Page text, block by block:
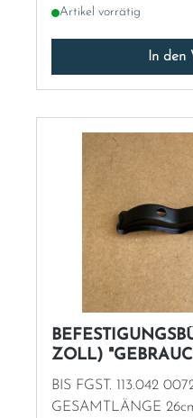
Artikel vorrätig
In den
ZOLL)
BIS FGST. 113.042 007204 - EINZELSTÜCK!
GESAMTLÄNGE